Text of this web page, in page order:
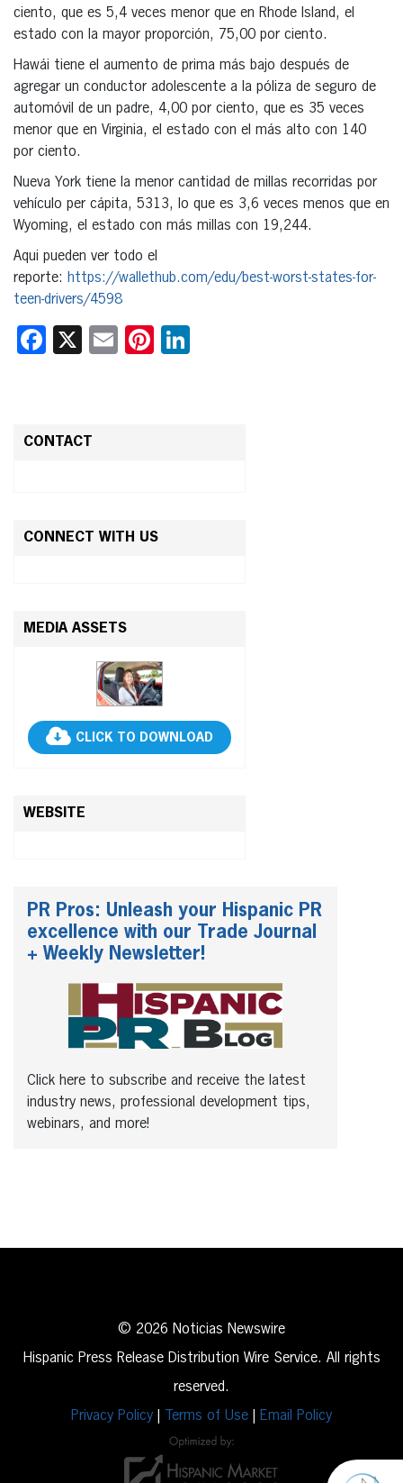
ciento, que es 5,4 veces menor que en Rhode Island, el
estado con la mayor proporción, 75,00 por ciento.
Hawái tiene el aumento de prima más bajo después de
agregar un conductor adolescente a la póliza de seguro de
automóvil de un padre, 4,00 por ciento, que es 35 veces
menor que en Virginia, el estado con el más alto con 140
por ciento.
Nueva York tiene la menor cantidad de millas recorridas por
vehículo per cápita, 5313, lo que es 3,6 veces menos que en
Wyoming, el estado con más millas con 19,244.
Aqui pueden ver todo el
reporte: https://wallethub.com/edu/best-worst-states-for-
teen-drivers/4598
Facebook
X EmailPinterest
CONTACT
CONNECT WITH US
MEDIA ASSETS
CLICK TO DOWNLOAD
WEBSITE
PR Pros: Unleash your Hispanic PR
excellence with our Trade Journal
+ Weekly Newsletter!
Click here to subscribe and receive the latest
industry news, professional development tips,
webinars, and more!
© 2026 Noticias Newswire
Hispanic Press Release Distribution Wire Service. All rights
reserved.
Privacy Policy
Terms of Use Email Policy